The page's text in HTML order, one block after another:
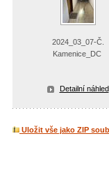
2024_03_07-Č.
Kamenice_DC
Detailní náhled
Uložit vše jako ZIP